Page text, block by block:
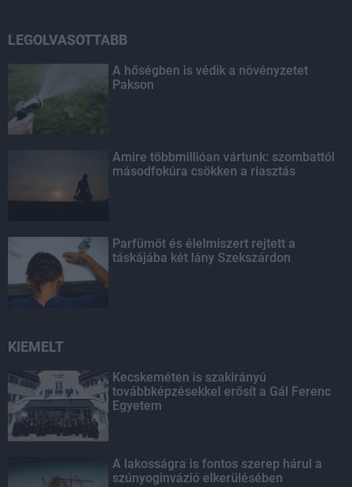
LEGOLVASOTTABB
A hőségben is védik a növényzetet
Pakson
Amire többmillióan vártunk: szombattól
másodfokúra csökken a riasztás
Parfümöt és élelmiszert rejtett a
táskájába két lány Szekszárdon
KIEMELT
Kecskeméten is szakirányú
továbbképzésekkel erősít a Gál Ferenc
Egyetem
A lakosságra is fontos szerep hárul a
szúnyoginvázió elkerülésében